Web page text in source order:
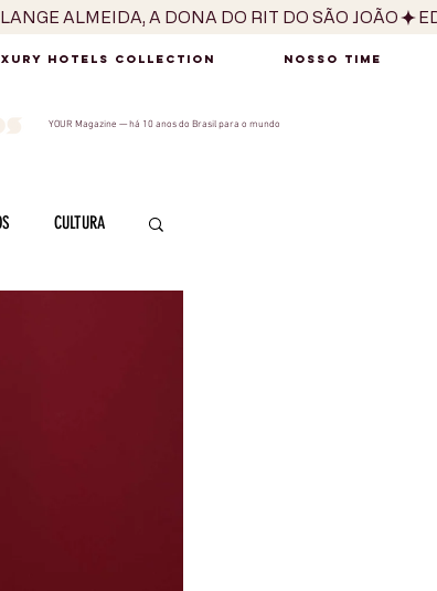
HOTELS COLLECTION NOSSO TIME
YOUR Magazine — há 10 anos do Brasil para o mundo
CULTURA